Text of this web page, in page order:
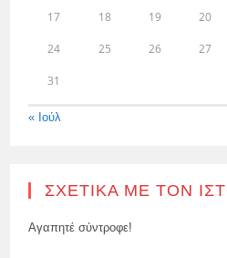
17 18 19 20
24 25 26 27
31
« Ιούλ
ΣΧΕΤΙΚΆ ΜΕ ΤΟΝ
Αγαπητέ σύντροφε!